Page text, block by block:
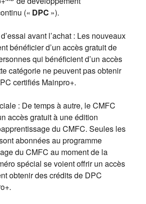
(« DPC »).
avant l’achat : Les nouveaux
bénéficier d’un accès gratuit de
qui bénéficient d’un accès
catégorie ne peuvent pas obtenir
certifiés Mainpro+.
: De temps à autre, le CMFC
accès gratuit à une édition
du CMFC. Seules les
abonnées au programme
du CMFC au moment de la
spécial se voient offrir un accès
obtenir des crédits de DPC